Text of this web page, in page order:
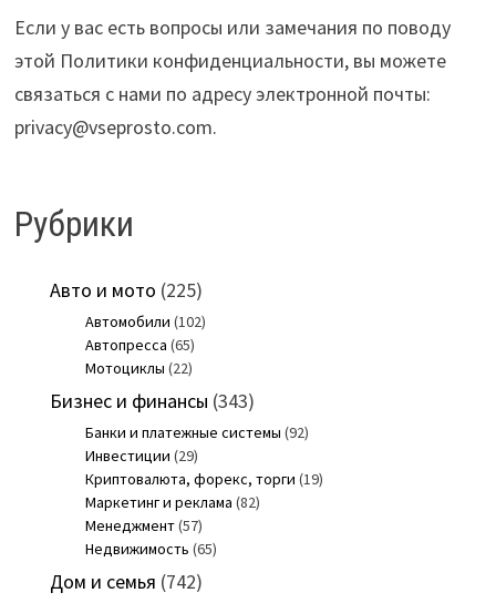
Если у вас есть вопросы или замечания по поводу
этой Политики конфиденциальности, вы можете
связаться с нами по адресу электронной почты:
privacy@vseprosto.com.
Рубрики
Авто и мото (225)
Автомобили (102)
Автопресса (65)
Мотоциклы (22)
Бизнес и финансы (343)
Банки и платежные системы (92)
Инвестиции (29)
Криптовалюта, форекс, торги (19)
Маркетинг и реклама (82)
Менеджмент(57)
Недвижимость (65)
Дом и семья (742)